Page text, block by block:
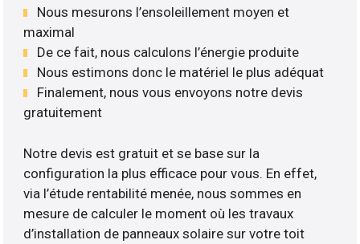
Nous mesurons l’ensoleillement moyen et
maximal
De ce fait, nous calculons l’énergie produite
Nous estimons donc le matériel le plus adéquat
Finalement, nous vous envoyons notre devis
gratuitement
Notre devis est gratuit et se base sur la
configuration la plus efficace pour vous. En effet,
via l’étude rentabilité menée, nous sommes en
mesure de calculer le moment où les travaux
d’installation de panneaux solaire sur votre toit